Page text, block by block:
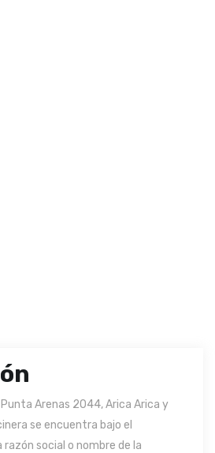
Arenas 2044, Arica Arica y
se encuentra bajo el
social o nombre de la